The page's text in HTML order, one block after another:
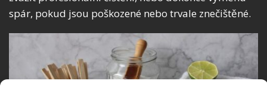
spár, pokud jsou poškozené nebo trvale znečištěné.